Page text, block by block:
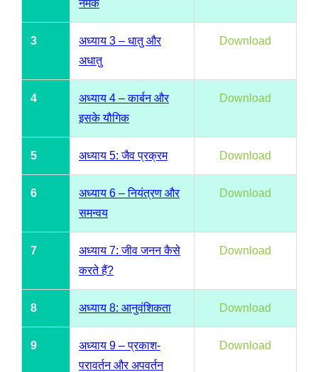
नमक
3
अध्याय 3 – धातु और
अधातु
Download
4
अध्याय 4 – कार्बन और
इसके यौगिक
Download
5 अध्याय 5: जैव प्रक्रम Download
6
अध्याय 6 – नियंत्रण और
समन्वय
Download
7
अध्याय 7: जीव जनन कैसे
करते हैं?
Download
8 अध्याय 8: आनुवंशिकता Download
9
अध्याय 9 – प्रकाश-
परावर्तन और अपवर्तन
Download